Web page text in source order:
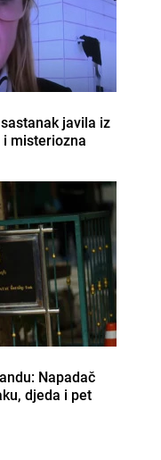
javila iz
i misteriozna
Napadač
djeda i pet